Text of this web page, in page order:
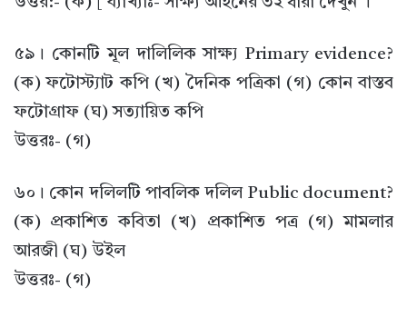
৫৯। কোনটি মূল দালিলিক সাক্ষ্য Primary evidence?
(ক) ফটোস্ট্যাট কপি (খ) দৈনিক পত্রিকা (গ) কোন বাস্তব
ফটোগ্রাফ (ঘ) সত্যায়িত কপি
উত্তরঃ- (গ)
৬০। কোন দলিলটি পাবলিক দলিল Public document?
(ক) প্রকাশিত কবিতা (খ) প্রকাশিত পত্র (গ) মামলার
আরজী (ঘ) উইল
উত্তরঃ- (গ)